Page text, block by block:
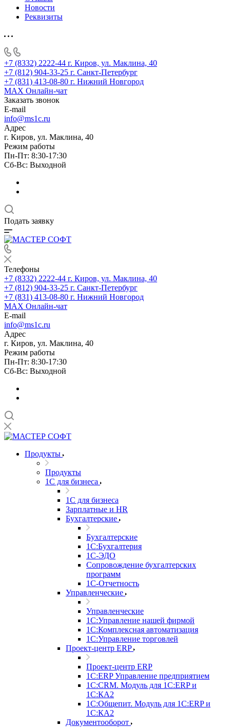
Новости
Реквизиты
+7 (8332) 2222-44 г. Киров, ул. Маклина, 40
+7 (812) 904-33-25 г. Санкт-Петербург
+7 (831) 413-08-80 г. Нижний Новгород
MAX Онлайн-чат
Заказать звонок
E-mail
info@ms1c.ru
Адрес
г. Киров, ул. Маклина, 40
Режим работы
Пн-Пт: 8:30-17:30
Cб-Вс: Выходной
Подать заявку
Телефоны
+7 (8332) 2222-44 г. Киров, ул. Маклина, 40
+7 (812) 904-33-25 г. Санкт-Петербург
+7 (831) 413-08-80 г. Нижний Новгород
MAX Онлайн-чат
E-mail
info@ms1c.ru
Адрес
г. Киров, ул. Маклина, 40
Режим работы
Пн-Пт: 8:30-17:30
Cб-Вс: Выходной
Продукты
Продукты
1С для бизнеса
1С для бизнеса
Зарплатные и HR
Бухгалтерские
Бухгалтерские
1С:Бухгалтерия
1С-ЭДО
Сопровождение бухгалтерских
программ
1С-Отчетность
Управленческие
Управленческие
1С:Управление нашей фирмой
1С:Комплексная автоматизация
1С:Управление торговлей
Проект-центр ERP
Проект-центр ERP
1С:ERP Управление предприятием
1С:CRM. Модуль для 1С:ERP и
1С:КА2
1С:Общепит. Модуль для 1С:ERP и
1С:КА2
Документооборот